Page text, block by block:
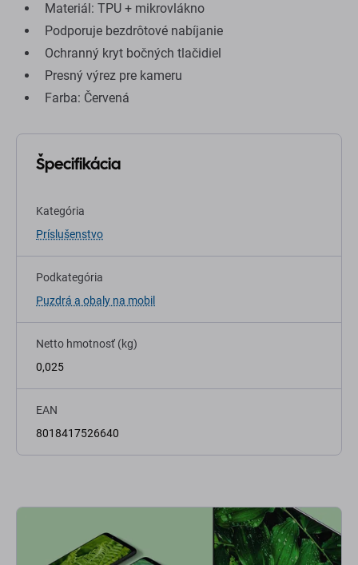
Materiál: TPU + mikrovlákno
Podporuje bezdrôtové nabíjanie
Ochranný kryt bočných tlačidiel
Presný výrez pre kameru
Farba: Červená
Špecifikácia
Kategória
Príslušenstvo
Podkategória
Puzdrá a obaly na mobil
Netto hmotnosť (kg)
0,025
EAN
8018417526640